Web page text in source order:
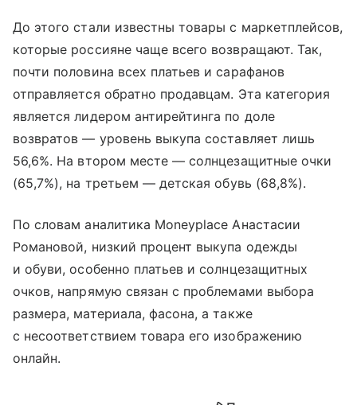
До этого стали известны товары с маркетплейсов,
которые россияне чаще всего возвращают. Так,
почти половина всех платьев и сарафанов
отправляется обратно продавцам. Эта категория
является лидером антирейтинга по доле
возвратов — уровень выкупа составляет лишь
56,6%. На втором месте — солнцезащитные очки
(65,7%), на третьем — детская обувь (68,8%).
По словам аналитика Moneyplace Анастасии
Романовой, низкий процент выкупа одежды
и обуви, особенно платьев и солнцезащитных
очков, напрямую связан с проблемами выбора
размера, материала, фасона, а также
с несоответствием товара его изображению
онлайн.